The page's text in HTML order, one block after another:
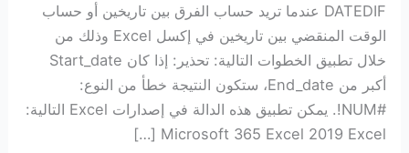
DATEDIF عندما تريد حساب الفرق بين تاريخين أو حساب
الوقت المنقضي بين تاريخين في إكسل Excel وذلك من
خلال تطبيق الخطوات التالية: تحذير: إذا كان Start_date
أكبر من End_date، ستكون النتيجة خطأ من النوع:
#NUM!. يمكن تطبيق هذه الدالة في إصدارات Excel التالية:
Microsoft 365 Excel 2019 Excel […]